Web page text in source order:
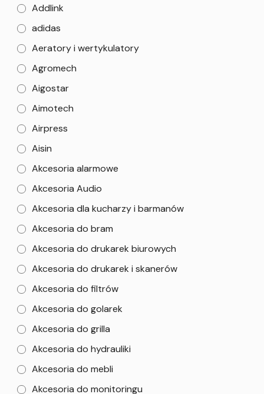
Addlink
adidas
Aeratory i wertykulatory
Agromech
Aigostar
Aimotech
Airpress
Aisin
Akcesoria alarmowe
Akcesoria Audio
Akcesoria dla kucharzy i barmanów
Akcesoria do bram
Akcesoria do drukarek biurowych
Akcesoria do drukarek i skanerów
Akcesoria do filtrów
Akcesoria do golarek
Akcesoria do grilla
Akcesoria do hydrauliki
Akcesoria do mebli
Akcesoria do monitoringu